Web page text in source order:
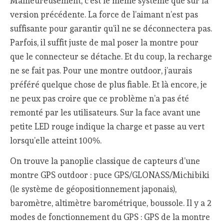
version précédente. La force de l’aimant n’est pas
suffisante pour garantir qu’il ne se déconnectera pas.
Parfois, il suffit juste de mal poser la montre pour
que le connecteur se détache. Et du coup, la recharge
ne se fait pas. Pour une montre outdoor, j’aurais
préféré quelque chose de plus fiable. Et là encore, je
ne peux pas croire que ce problème n’a pas été
remonté par les utilisateurs. Sur la face avant une
petite LED rouge indique la charge et passe au vert
lorsqu’elle atteint 100%.
On trouve la panoplie classique de capteurs d’une
montre GPS outdoor : puce GPS/GLONASS/Michibiki
(le système de géopositionnement japonais),
baromètre, altimètre barométrique, boussole. Il y a 2
modes de fonctionnement du GPS : GPS de la montre